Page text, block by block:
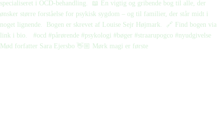
Mød forfatter Sara Ejersbo 👋🏼 Mørk magi er første